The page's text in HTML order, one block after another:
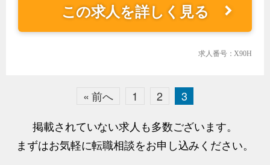
この求人を詳しく見る
求人番号：X90H
« 前へ 1 2
3
掲載されていない求人も多数ございます。
まずはお気軽に転職相談をお申し込みください。